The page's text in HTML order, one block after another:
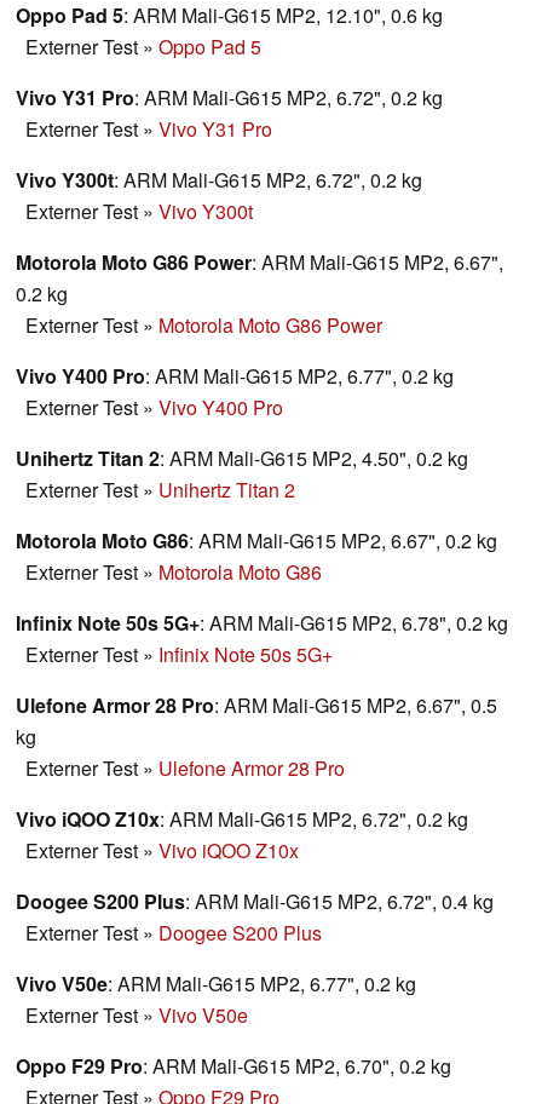
Oppo Pad 5: ARM Mali-G615 MP2, 12.10", 0.6 kg
Externer Test » Oppo Pad 5
Vivo Y31 Pro: ARM Mali-G615 MP2, 6.72", 0.2 kg
Externer Test » Vivo Y31 Pro
Vivo Y300t: ARM Mali-G615 MP2, 6.72", 0.2 kg
Externer Test » Vivo Y300t
Motorola Moto G86 Power: ARM Mali-G615 MP2, 6.67",
0.2 kg
Externer Test » Motorola Moto G86 Power
Vivo Y400 Pro: ARM Mali-G615 MP2, 6.77", 0.2 kg
Externer Test » Vivo Y400 Pro
Unihertz Titan 2: ARM Mali-G615 MP2, 4.50", 0.2 kg
Externer Test » Unihertz Titan 2
Motorola Moto G86: ARM Mali-G615 MP2, 6.67", 0.2 kg
Externer Test » Motorola Moto G86
Infinix Note 50s 5G+: ARM Mali-G615 MP2, 6.78", 0.2 kg
Externer Test » Infinix Note 50s 5G+
Ulefone Armor 28 Pro: ARM Mali-G615 MP2, 6.67", 0.5
kg
Externer Test » Ulefone Armor 28 Pro
Vivo iQOO Z10x: ARM Mali-G615 MP2, 6.72", 0.2 kg
Externer Test » Vivo iQOO Z10x
Doogee S200 Plus: ARM Mali-G615 MP2, 6.72", 0.4 kg
Externer Test » Doogee S200 Plus
Vivo V50e: ARM Mali-G615 MP2, 6.77", 0.2 kg
Externer Test » Vivo V50e
Oppo F29 Pro: ARM Mali-G615 MP2, 6.70", 0.2 kg
Externer Test » Oppo F29 Pro